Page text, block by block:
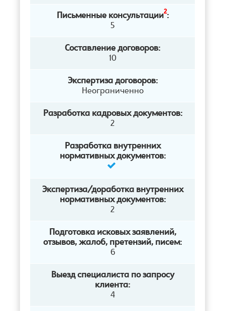
Письменные консультации2:
5
Составление договоров:
10
Экспертиза договоров:
Неограниченно
Разработка кадровых документов:
2
Разработка внутренних
нормативных документов:
Экспертиза/доработка внутренних
нормативных документов:
2
Подготовка исковых заявлений,
отзывов, жалоб, претензий, писем:
6
Выезд специалиста по запросу
клиента:
4